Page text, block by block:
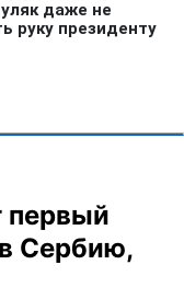
первый
Сербию,